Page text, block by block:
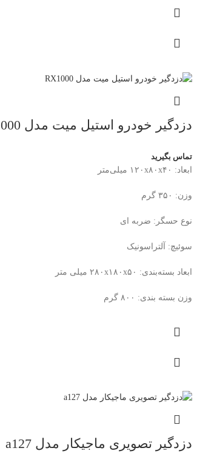
دزدگیر خودرو استیل میت مدل RX1000
تماس بگیرید
ابعاد: ۱۲۰x۸۰x۴۰ میلی‌متر
وزن: ۳۵۰ گرم
نوع حسگر: ضربه ای
سوئیچ: آلتراسونیک
ابعاد بسته‌بندی: ۲۸۰x۱۸۰x۵۰ میلی متر
وزن بسته بندی: ۸۰۰ گرم
دزدگیر تصویری ماجیکار مدل a127